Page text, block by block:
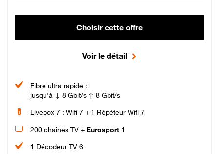
Choisir cette offre
Voir le détail
Fibre ultra rapide :
jusqu'à ↓ 8 Gbit/s ↑ 8 Gbit/s
Livebox 7 : Wifi 7 + 1 Répéteur Wifi 7
200 chaînes TV + Eurosport 1
1 Décodeur TV 6